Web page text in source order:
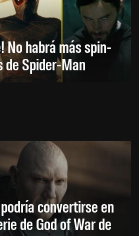
No habrá más spin-
de Spider-Man
convertirse en
de God of War de